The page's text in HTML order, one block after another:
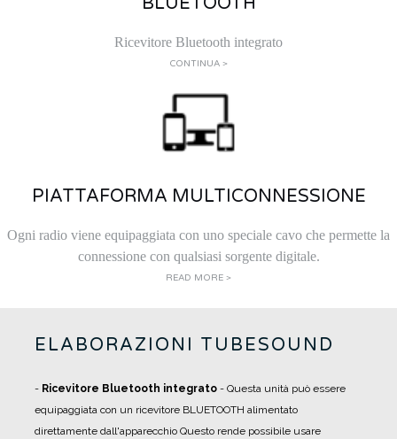
Ricevitore Bluetooth integrato
CONTINUA >
PIATTAFORMA MULTICONNESSIONE
Ogni radio viene equipaggiata con uno speciale cavo che permette la
connessione con qualsiasi sorgente digitale.
READ MORE >
ELABORAZIONI TUBESOUND
- Ricevitore Bluetooth integrato - Questa unità può essere
equipaggiata con un ricevitore BLUETOOTH alimentato
direttamente dall'apparecchio Questo rende possibile usare